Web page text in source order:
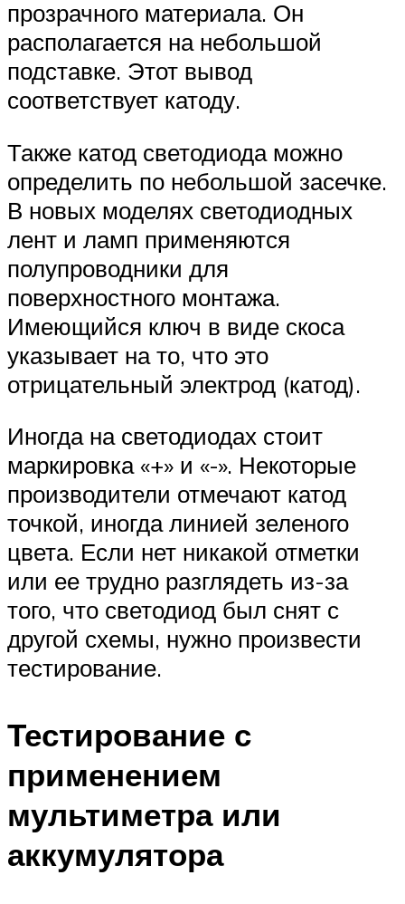
прозрачного материала. Он
располагается на небольшой
подставке. Этот вывод
соответствует катоду.
Также катод светодиода можно
определить по небольшой засечке.
В новых моделях светодиодных
лент и ламп применяются
полупроводники для
поверхностного монтажа.
Имеющийся ключ в виде скоса
указывает на то, что это
отрицательный электрод (катод).
Иногда на светодиодах стоит
маркировка «+» и «-». Некоторые
производители отмечают катод
точкой, иногда линией зеленого
цвета. Если нет никакой отметки
или ее трудно разглядеть из-за
того, что светодиод был снят с
другой схемы, нужно произвести
тестирование.
Тестирование с
применением
мультиметра или
аккумулятора